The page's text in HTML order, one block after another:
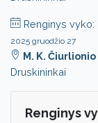
Renginys vyko:
2025 gruodžio 27
M. K.
Druskininkai
Renginys